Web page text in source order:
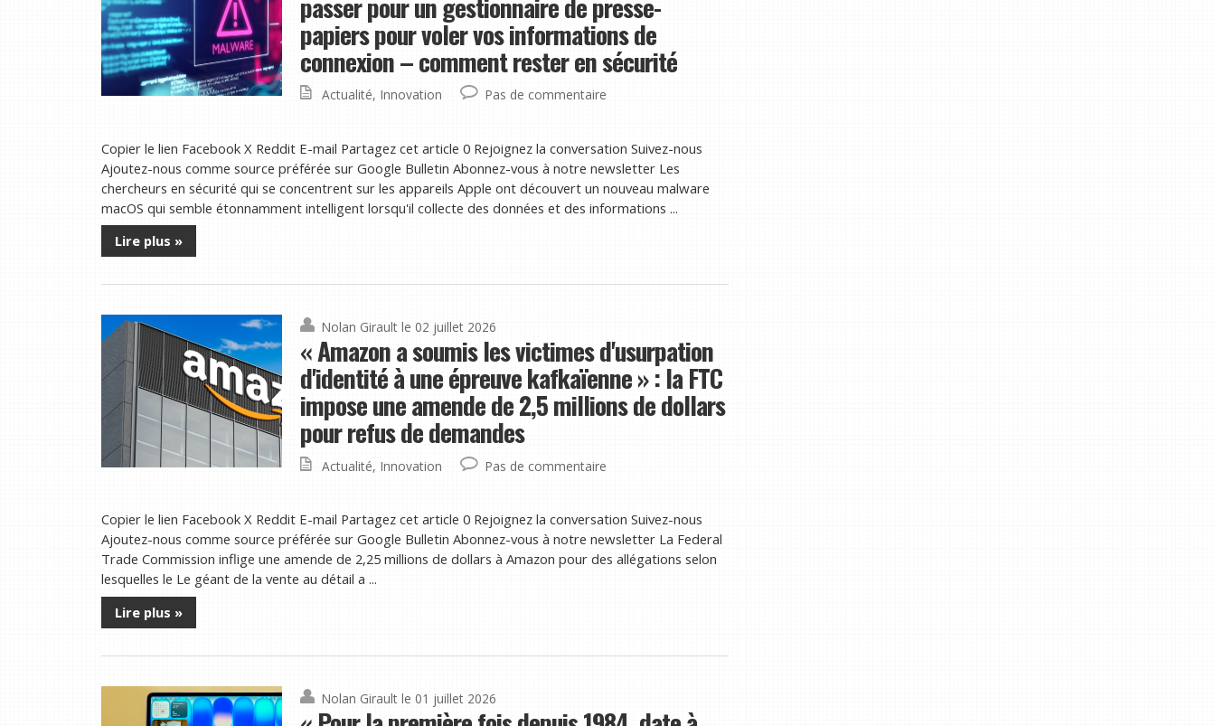
papiers pour voler vos informations de
connexion – comment rester en sécurité
Actualité, Innovation Pas de commentaire
Copier le lien Facebook X Reddit E-mail Partagez cet article 0 Rejoignez la conversation Suivez-nous
Ajoutez-nous comme source préférée sur Google Bulletin Abonnez-vous à notre newsletter Les
chercheurs en sécurité qui se concentrent sur les appareils Apple ont découvert un nouveau malware
macOS qui semble étonnamment intelligent lorsqu'il collecte des données et des informations ...
Lire plus »
Nolan Girault le 02 juillet 2026
« Amazon a soumis les victimes d'usurpation
d'identité à une épreuve kafkaïenne » : la FTC
impose une amende de 2,5 millions de dollars
pour refus de demandes
Actualité, Innovation Pas de commentaire
Copier le lien Facebook X Reddit E-mail Partagez cet article 0 Rejoignez la conversation Suivez-nous
Ajoutez-nous comme source préférée sur Google Bulletin Abonnez-vous à notre newsletter La Federal
Trade Commission inflige une amende de 2,25 millions de dollars à Amazon pour des allégations selon
lesquelles le Le géant de la vente au détail a ...
Lire plus »
Nolan Girault le 01 juillet 2026